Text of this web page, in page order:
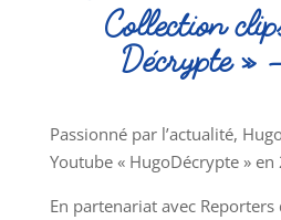
Collection
Décrypte
Passionné par l’actualité,
Youtube « HugoDécrypte » en
En partenariat avec Reporters